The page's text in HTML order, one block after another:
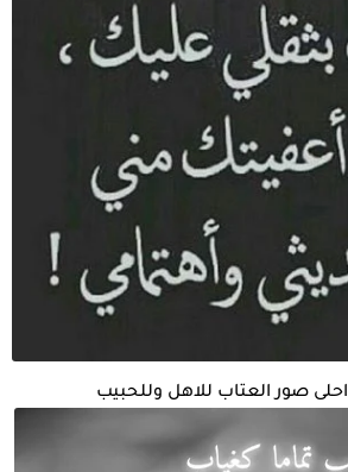
صور العتاب للاهل وللحبيب